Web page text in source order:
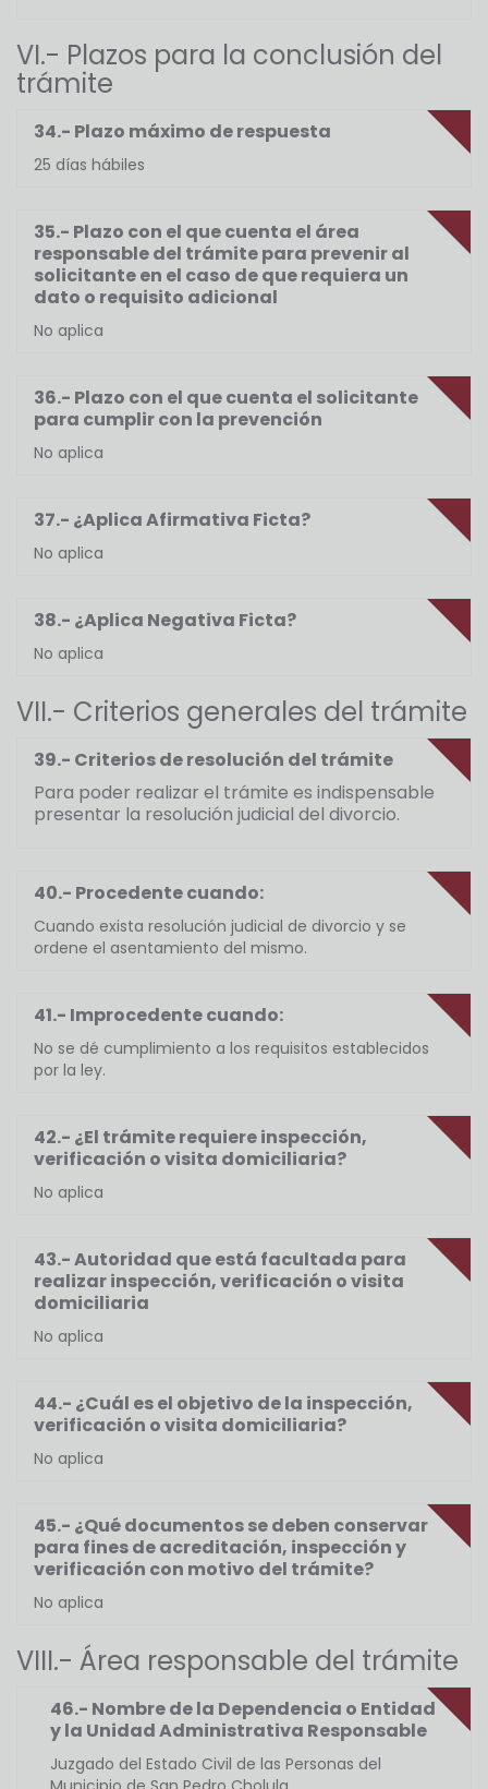
VI.- Plazos para la conclusión del
trámite
34.- Plazo máximo de respuesta
25 días hábiles
35.- Plazo con el que cuenta el área
responsable del trámite para prevenir al
solicitante en el caso de que requiera un
dato o requisito adicional
No aplica
36.- Plazo con el que cuenta el solicitante
para cumplir con la prevención
No aplica
37.- ¿Aplica Afirmativa Ficta?
No aplica
38.- ¿Aplica Negativa Ficta?
No aplica
VII.- Criterios generales del trámite
39.- Criterios de resolución del trámite
Para poder realizar el trámite es indispensable
presentar la resolución judicial del divorcio.
40.- Procedente cuando:
Cuando exista resolución judicial de divorcio y se
ordene el asentamiento del mismo.
41.- Improcedente cuando:
No se dé cumplimiento a los requisitos establecidos
por la ley.
42.- ¿El trámite requiere inspección,
verificación o visita domiciliaria?
No aplica
43.- Autoridad que está facultada para
realizar inspección, verificación o visita
domiciliaria
No aplica
44.- ¿Cuál es el objetivo de la inspección,
verificación o visita domiciliaria?
No aplica
45.- ¿Qué documentos se deben conservar
para fines de acreditación, inspección y
verificación con motivo del trámite?
No aplica
VIII.- Área responsable del trámite
46.- Nombre de la Dependencia o Entidad
y la Unidad Administrativa Responsable
Juzgado del Estado Civil de las Personas del